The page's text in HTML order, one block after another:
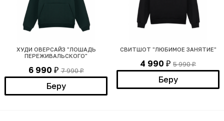
ХУДИ ОВЕРСАЙЗ "ЛОШАДЬ
ПЕРЕЖИВАЛЬСКОГО"
6 990 ₽ 7 990₽
Беру
СВИТШОТ "ЛЮБИМОЕ ЗАНЯТИЕ"
4 990 ₽ 5 990₽
Беру